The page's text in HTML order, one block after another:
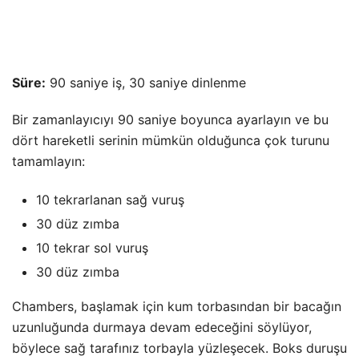
Süre: 90 saniye iş, 30 saniye dinlenme
Bir zamanlayıcıyı 90 saniye boyunca ayarlayın ve bu
dört hareketli serinin mümkün olduğunca çok turunu
tamamlayın:
10 tekrarlanan sağ vuruş
30 düz zımba
10 tekrar sol vuruş
30 düz zımba
Chambers, başlamak için kum torbasından bir bacağın
uzunluğunda durmaya devam edeceğini söylüyor,
böylece sağ tarafınız torbayla yüzleşecek. Boks duruşu